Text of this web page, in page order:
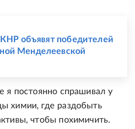
объявят победителей
Менделеевской
я постоянно спрашивал у
химии, где раздобыть
чтобы похимичить.